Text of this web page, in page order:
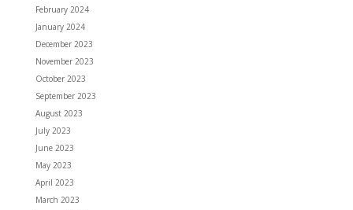
February 2024
January 2024
December 2023
November 2023
October 2023
September 2023
August 2023
July 2023
June 2023
May 2023
April 2023
March 2023